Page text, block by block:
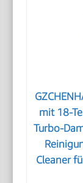
mit 18-
Turbo-
Cleaner